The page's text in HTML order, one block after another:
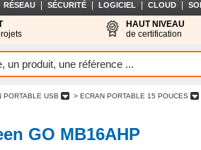
RÉSEAU SÉCURITÉ LOGICIEL CLOUD
HAUT NIVEAU
de certification
PORTABLE USB > ECRAN PORTABLE 15 POUCES
GO MB16AHP